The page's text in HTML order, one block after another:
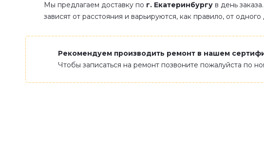
Мы предлагаем доставку по г. Екатеринбургу в день
зависят от расстояния и варьируются, как правило, от
Рекомендуем производить ремонт в нашем
Чтобы записаться на ремонт позвоните пожалуйста по